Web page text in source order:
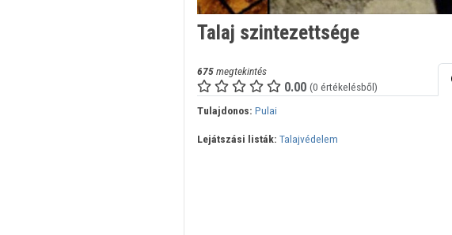
Talaj szintezettsége
675megtekintés
0.00 (0 értékelésből)
Tulajdonos: Pulai
Lejátszási listák: Talajvédelem